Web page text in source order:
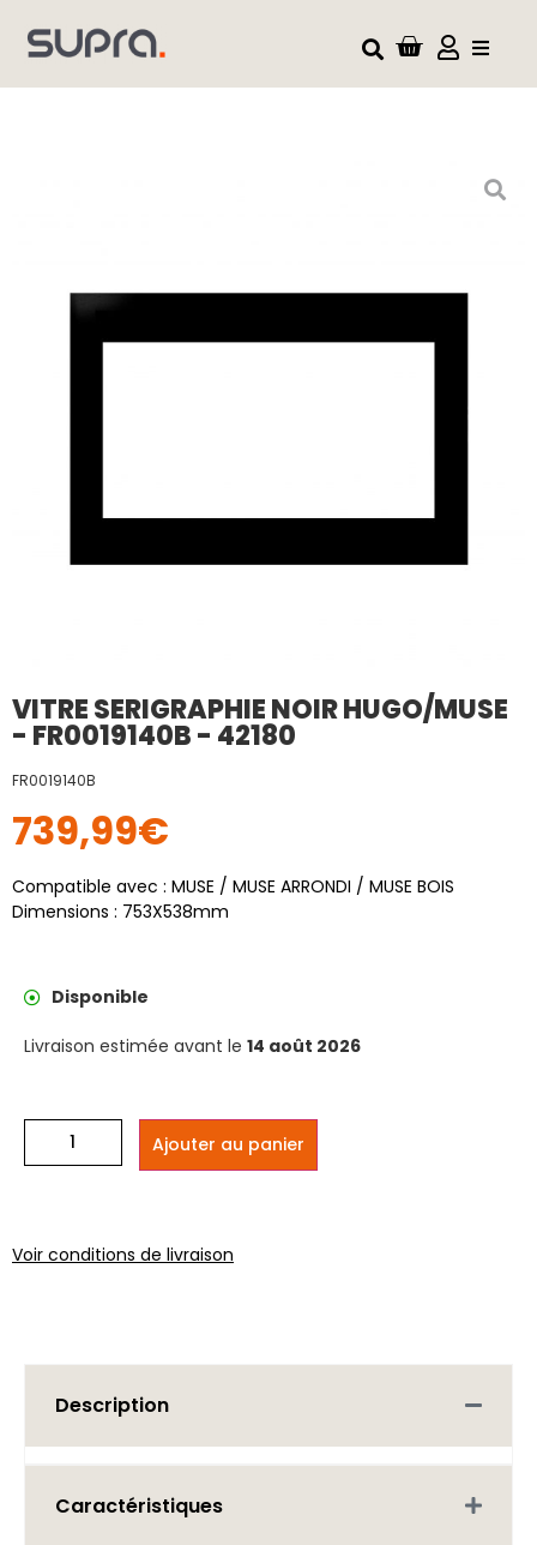
VITRE SERIGRAPHIE NOIR HUGO/MUSE
- FR0019140B - 42180
FR0019140B
739,99€
Compatible avec : MUSE / MUSE ARRONDI / MUSE BOIS
Dimensions : 753X538mm
Disponible
Livraison estimée avant le 14 août 2026
Ajouter au panier
Voir conditions de livraison
Description
Caractéristiques